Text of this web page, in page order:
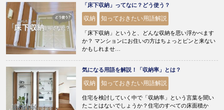
「床下収納」ってなに？どう使う？
収納 知っておきたい用語解説
「床下収納」というと、どんな収納を思い浮かべます
か？ マンションにお住いの方はちょっとピンと来ない
かもしれませ…
気になる用語を解説！「収納率」とは？
収納 知っておきたい用語解説
住宅を検討していく中で「収納率」という言葉を聞い
たことはないでしょうか？住宅のすべての床面積か